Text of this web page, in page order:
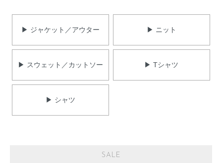
▶ ジャケット／アウター ▶ ニット
▶ スウェット／カットソー ▶ Tシャツ
▶ シャツ
SALE